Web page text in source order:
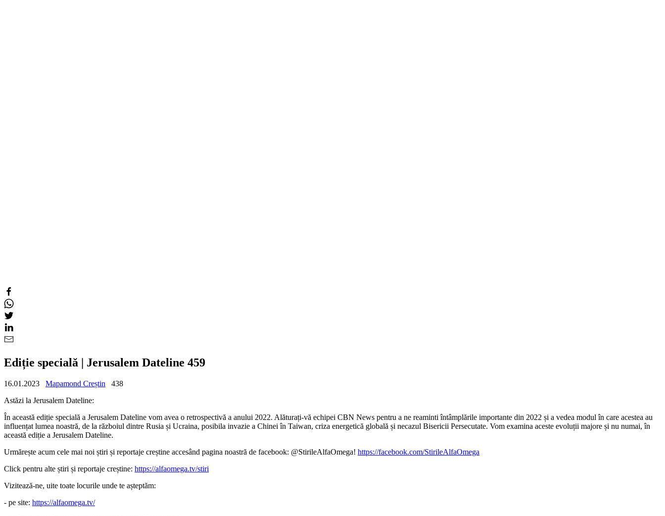
Ediție specială | Jerusalem Dateline 459
16.01.2023 Mapamond Creștin
438
Astăzi la Jerusalem Dateline:
În această ediție specială a Jerusalem Dateline vom avea o retrospectivă a anului 2022. Alăturați-vă echipei CBN News pentru a ne reaminti întâmplările importante din 2022 și a vedea modul în care acestea au
influențat lumea noastră, de la războiul dintre Rusia și Ucraina, posibila invazie a Chinei în Taiwan, criza energetică globală și necazul Bisericii Persecutate. Vom examina aceste evoluții majore și nu numai, în
această ediție a Jerusalem Dateline.
Urmărește acum cele mai noi știri și reportaje creștine accesând pagina noastră de facebook: @StirileAlfaOmega! https://facebook.com/StirileAlfaOmega
Click pentru alte știri și reportaje creștine: https://alfaomega.tv/stiri
Vizitează-ne, uite toate locurile unde te așteptăm:
- pe site: https://alfaomega.tv/